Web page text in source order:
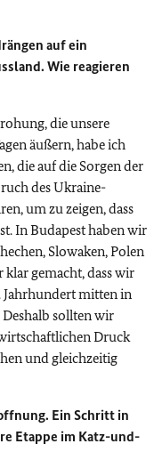
auf ein
Wie reagieren
die unsere
äußern, habe ich
die auf die Sorgen der
des Ukraine-
um zu zeigen, dass
In Budapest haben wir
Slowaken, Polen
gemacht, dass wir
Jahrhundert mitten in
sollten wir
Druck
und gleichzeitig
Ein Schritt in
Etappe im Katz-und-